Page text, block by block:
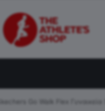
Skechers Go Walk Flex